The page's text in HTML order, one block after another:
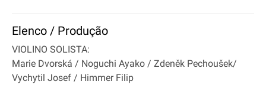
Elenco / Produção
VIOLINO SOLISTA:
Marie Dvorská / Noguchi Ayako / Zdeněk Pechoušek/
Vychytil Josef / Himmer Filip